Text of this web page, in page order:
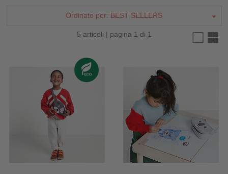
Ordinato per: BEST SELLERS
5 articoli | pagina 1 di 1